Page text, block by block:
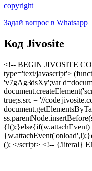
copyright
Задай вопрос в Whatsapp
Код Jivosite
<!-- BEGIN JIVOSITE
type='text/javascript'>
'v7gAg3dsXy';var
true;s.src = '//
{l();}else{if(w.attachEvent)
(); </script> <!-- {/literal}